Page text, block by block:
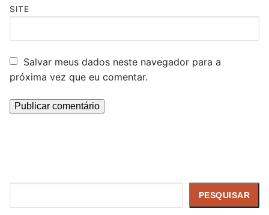
SITE
Salvar meus dados neste navegador para a
próxima vez que eu comentar.
PESQUISAR